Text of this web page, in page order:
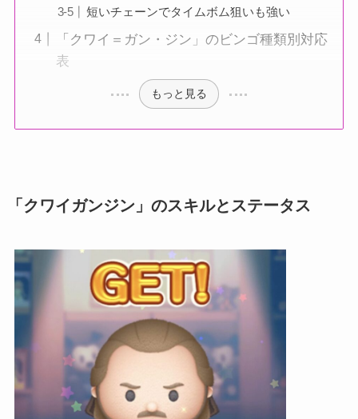
短いチェーンでタイムボム狙いも強い
「クワイ＝ガン・ジン」のビンゴ種類別対応
表
もっと見る
「クワイガンジン」のスキルとステータス